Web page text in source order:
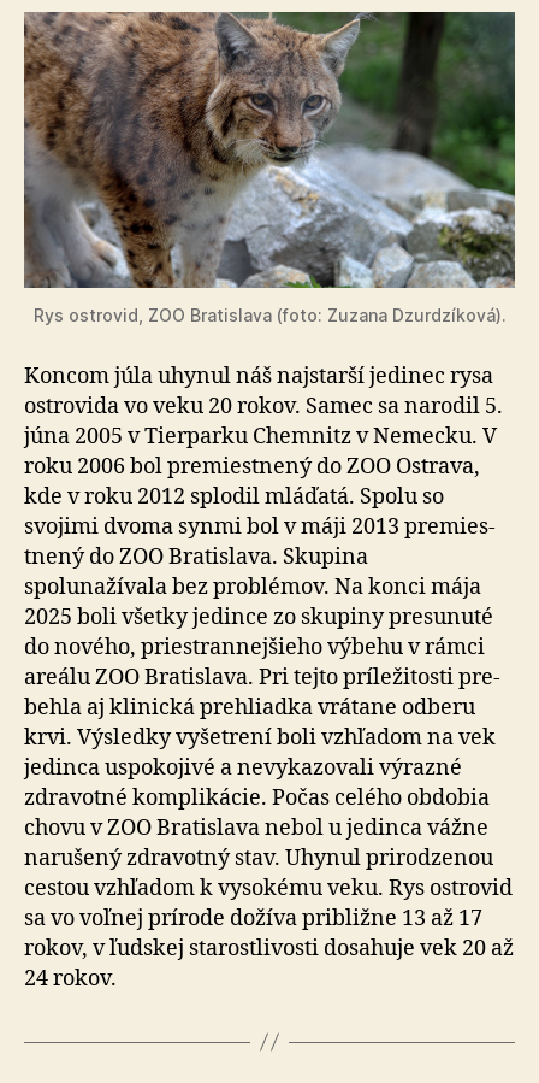
Rys ostrovid, ZOO Bratislava (foto: Zuzana Dzurdzíková).
Koncom júla uhynul náš najstarší jedinec rysa
ostrovida vo veku 20 rokov. Samec sa narodil 5.
júna 2005 v Tier­parku Chemnitz v Nemecku. V
roku 2006 bol pre­mies­tne­ný do ZOO Ostrava,
kde v roku 2012 splodil mláďatá. Spolu so
svojimi dvoma synmi bol v máji 2013 pre­mies­
tne­ný do ZOO Bratislava. Skupina
spolunažívala bez problémov. Na konci mája
2025 boli všetky jedince zo sku­pi­ny presunuté
do nového, priestrannejšieho výbehu v rámci
areálu ZOO Bratislava. Pri tejto príležitosti pre­
beh­la aj klinická prehliadka vrátane odberu
krvi. Výsledky vyšetrení boli vzhľadom na vek
jedinca uspokojivé a nevykazovali výrazné
zdravotné komplikácie. Počas celého obdobia
chovu v ZOO Bratislava nebol u jedinca vážne
narušený zdravotný stav. Uhynul prirodzenou
cestou vzhľadom k vysokému veku. Rys ostrovid
sa vo voľnej prírode dožíva približne 13 až 17
rokov, v ľudskej starostlivosti dosahuje vek 20 až
24 rokov.